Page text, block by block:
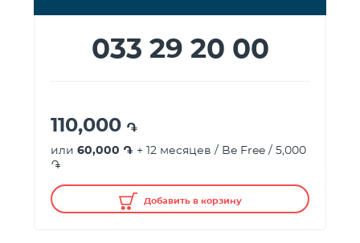
033 29 20 00
110,000 ֏
или 60,000 ֏ + 12 месяцев / Be Free / 5,000
֏
Добавить в корзину